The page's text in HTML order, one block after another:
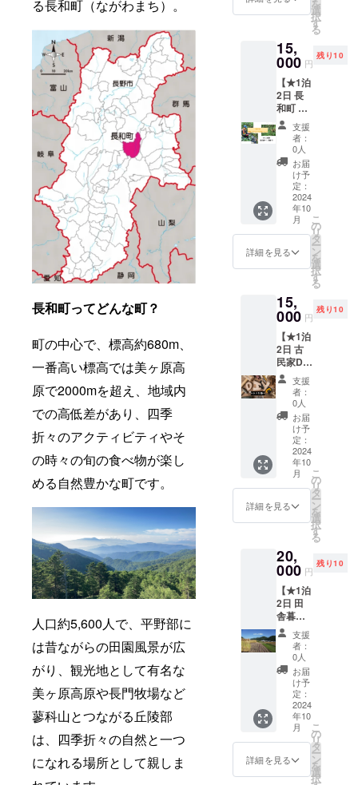
る長和町（ながわまち）。
長和町ってどんな町？
町の中心で、標高約680m、
一番高い標高では美ヶ原高
原で2000mを超え、地域内
での高低差があり、四季
折々のアクティビティやそ
の時々の旬の食べ物が楽し
める自然豊かな町です。
人口約5,600人で、平野部に
は昔ながらの田園風景が広
がり、観光地として有名な
美ヶ原高原や長門牧場など
蓼科山とつながる丘陵部
は、四季折々の自然と一つ
になれる場所として親しま
スペー
和田宿
巡り 出
発 〜14
時30
分 終
了 〈注
意事
項〉 ・
＊参加
資格＊
小学生
以上
（満6歳
以上）
で、一
ける
方。 ・
合場所
までの
支援者
様の交
通費は
各自で
ご負担
くださ
い。 ・
クラウ
ドファ
ンディ
ング終
了後、
会場な
ど詳細
情報を
メール
にてご
ます。
お弁当
す。
〈日
程〉 10
月13日
〈タイ
ムテー
ブル〉
10時
現地集
合〜 12
時 昼
食 15
時 ハ
イキン
〈ツ
アーに
の〉 ●
登山ガ
イド ●
美味し
いお弁
当付き
●イベン
ト保険
〈注意
事項〉
・＊参
加資格
＊小学
生以上
（満6歳
で、一
人で山
できる
方。 ・
現地集
合場所
までの
支援者
様の交
通費は
各自で
ご負担
くださ
い。 ・
クラウ
ドファ
ンディ
ング終
了後、
会場な
ど詳細
5600人
あまり
のこの
町に移
住し
て、最
初に受
けた衝
撃が水
とお米
の美味
しさで
した。
圃場の
ある旧
は縄文
時代か
一大産
地であ
り、噴
火に
よって
今でも
地中に
はたく
さんの
黒耀石
が眠っ
ていま
す。こ
の地域
そんな
地中の
ルタリ
ングさ
れた名
水「黒
耀の
水」と
呼ば
れ、日
本一の
軟水で
もある
そうで
す。 本
当に美
味しい
流通に
はのら
しのお
米は、
栄養が
米粒に
凝縮さ
れ、
「お米
だけは
絶対に
はぜか
米！」
という
お百姓
さんも
多いで
材を
使った
『花食
堂』さ
んの美
味しい
お弁当
もご用
意しま
す。 本
当に美
味しい
ものは
流通に
はのら
都会と
いうの
いよう
で実は
少ない
のでは
ないだ
ろう
か。 こ
ちらに
移住し
てき
て、そ
んなこ
とを思
いまし
滞在先
には、
になり
は、長
和町に
ある人
気のお
土産３
選！ 竹
内農場
野沢菜
詰め合
わせ、
長門牧
場の牛
乳を使
用した
濃厚な
バーム
クーヘ
民家カ
フェ
Aのフィ
ナン
シェの3
種類
セット
です！
長和町
のグル
メの魅
力を存
分に味
わえる
リター
ンに
！ ○長
和町の
竹内農
場野沢
菜詰め
合わせ
ご飯の
おかず
にも、
お酒の
おつま
みにも
ぴった
りな野
沢菜の
詰め合
わせ！
を
選
択
す
る
15,
000 円
残り10
【★1泊
2日 長
和町 狩
猟×ジビ
エ×食育
ツアー
参加権
〈小人
対象：6
歳〜18
歳〉】
長和町
では、
毎年
1000頭
害駆除
として
捕獲さ
れてお
り、農
家さん
は毎年
悩まさ
れてい
ます。
このツ
アーで
は『命
をいた
だく』
をテー
マに、
ら鳥獣
被害
際の狩
猟現場
への
フィー
ルド
ワー
ク、夕
食には
ジビエ
BBQを
皆んな
で囲み
ながら
楽しん
支援
者：
0人
お届
け予
定：
2024
年10
月
詳細を見る
こ
の
リ
タ
ー
ン
を
選
択
す
る
15,
000 円
残り10
【★1泊
2日 古
民家DIY
イベン
ト参加
権〈小
人対
象：6
歳〜18
歳〉】
【オリ
ジナルT
シャツ､
DIY合宿
イベン
田野宿
泊1泊2
日､夕食
ジビエ
バーベ
キュー
付き】
私たち
と一緒
にオリ
ジナルT
シャツ
を着
て、1泊
2日の
DIY体験
合宿が
支援
者：
0人
お届
け予
定：
2024
年10
月
詳細を見る
こ
の
リ
タ
ー
ン
を
選
択
す
る
20,
000 円
残り10
【★1泊
2日 田
舎暮ら
し体
験：お
米収穫-
はぜか
け米体
験〈大
人対象
＊小人
対象あ
りま
す〉】
’’雛（ひ
支援
者：
0人
お届
け予
定：
2024
年10
月
詳細を見る
こ
の
リ
タ
ー
ン
を
選
択